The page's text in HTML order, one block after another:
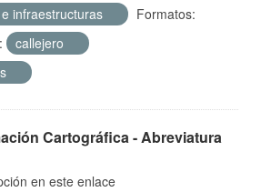
infraestructuras
Formatos:
callejero
Cartográfica - Abreviatura
en este enlace